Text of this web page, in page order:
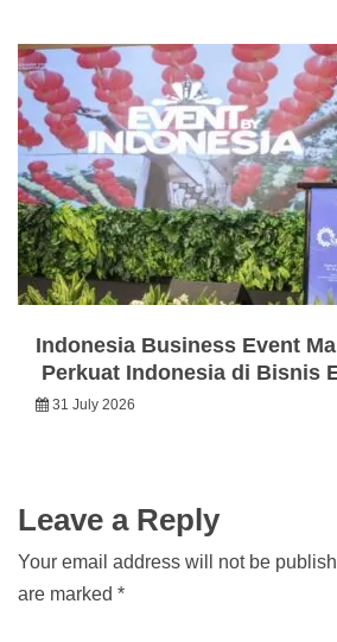
Indonesia Business Event
Perkuat Indonesia di Bisnis
31 July 2026
Leave a Reply
Your email address will not be
are marked *